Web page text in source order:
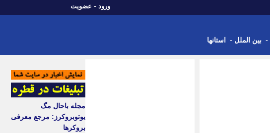
ورود - عضویت
- بین الملل - استانها
مجله باحال مگ
یوتوبروکرز: مرجع معرفی
بروکرها